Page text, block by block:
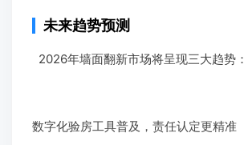
未来趋势预测
2026年墙面翻新市场将呈现三大趋势：
数字化验房工具普及，责任认定更精准